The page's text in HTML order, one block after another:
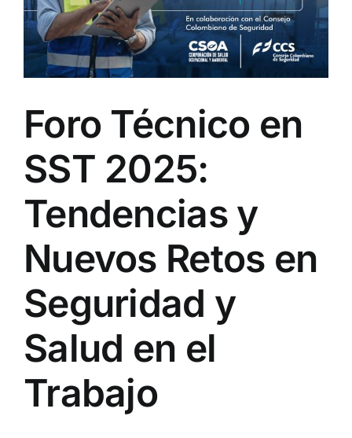
Foro Técnico en
SST 2025:
Tendencias y
Nuevos Retos en
Seguridad y
Salud en el
Trabajo